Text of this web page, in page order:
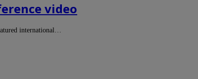
video
international…